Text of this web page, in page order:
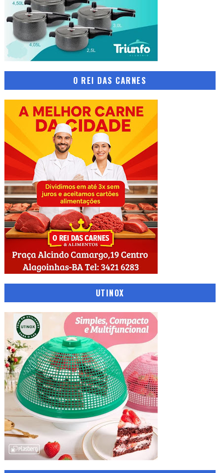
O REI DAS CARNES
UTINOX